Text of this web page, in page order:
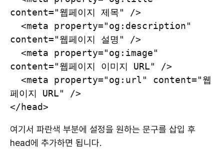
content="웹페이지 제목" />
content="웹페이지 설명 " />
content="웹페이지 이미지 URL" />
  <meta property="og:url" content="
웹
페이지 URL" />
여기서 파란색 부분에 설정을 원하는 문구를 삽입 후
head에 추가하면 됩니다.